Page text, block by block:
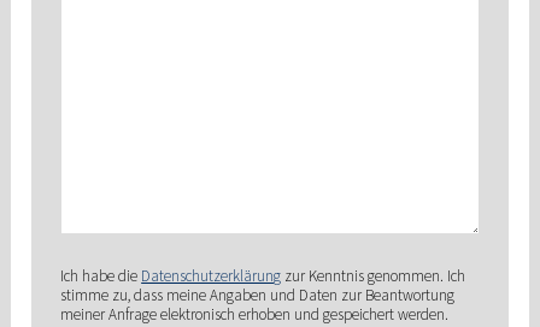
Ich habe die Datenschutzerklärung zur Kenntnis genommen. Ich
stimme zu, dass meine Angaben und Daten zur Beantwortung
meiner Anfrage elektronisch erhoben und gespeichert werden.